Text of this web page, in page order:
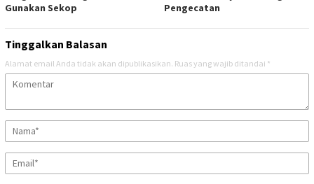
Gunakan Sekop
Pengecatan
Tinggalkan Balasan
Alamat email Anda tidak akan dipublikasikan. Ruas yang wajib ditandai *